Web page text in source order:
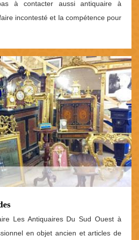
à contacter aussi antiquaire à
incontesté et la compétence pour
Les Antiquaires Du Sud Ouest à
en objet ancien et articles de